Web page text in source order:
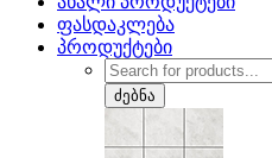
ფასდაკლება
პროდუქტები
Products
search
ძებნა